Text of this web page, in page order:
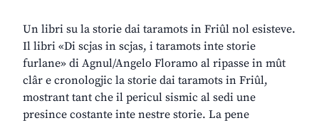
Un libri su la storie dai taramots in Friûl nol esisteve.
Il libri «Di scjas in scjas, i taramots inte storie
furlane» di Agnul/Angelo Floramo al ripasse in mût
clâr e cronologjic la storie dai taramots in Friûl,
mostrant tant che il pericul sismic al sedi une
presince costante inte nestre storie. La pene